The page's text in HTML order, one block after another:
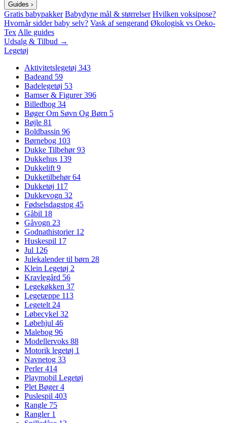
Guides ›
Gratis babypakker Babydyne mål & størrelser Hvilken voksipose?
Hvornår sidder baby selv? Vask af sengerand Økologisk vs Oeko-
Tex Alle guides
Udsalg & Tilbud →
Legetøj
Aktivitetslegetøj 343
Badeand 59
Badelegetøj 53
Bamser & Figurer396
Billedbog 34
Bøger Om Søvn Og Børn 5
Bøjle 81
Boldbassin 96
Børnebog 103
Dukke Tilbehør93
Dukkehus 139
Dukkelift 9
Dukketilbehør64
Dukketøj 117
Dukkevogn 32
Fødselsdagstog 45
Gåbil 18
Gåvogn 23
Godnathistorier 12
Huskespil 17
Jul 126
Julekalender til børn 28
Klein Legetøj 2
Kravlegård 56
Legekøkken 37
Legetæppe 113
Legetelt 24
Løbecykel 32
Løbehjul 46
Malebog 96
Modellervoks 88
Motorik legetøj 1
Navnetog 33
Perler414
Playmobil Legetøj
Plet Bøger4
Puslespil 403
Rangle 75
Rangler 1